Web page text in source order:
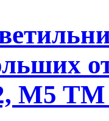
M5 TM